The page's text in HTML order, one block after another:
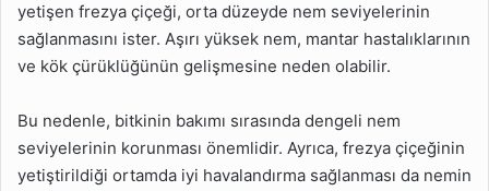
yetişen frezya çiçeği, orta düzeyde nem seviyelerinin
sağlanmasını ister. Aşırı yüksek nem, mantar hastalıklarının
ve kök çürüklüğünün gelişmesine neden olabilir.
Bu nedenle, bitkinin bakımı sırasında dengeli nem
seviyelerinin korunması önemlidir. Ayrıca, frezya çiçeğinin
yetiştirildiği ortamda iyi havalandırma sağlanması da nemin